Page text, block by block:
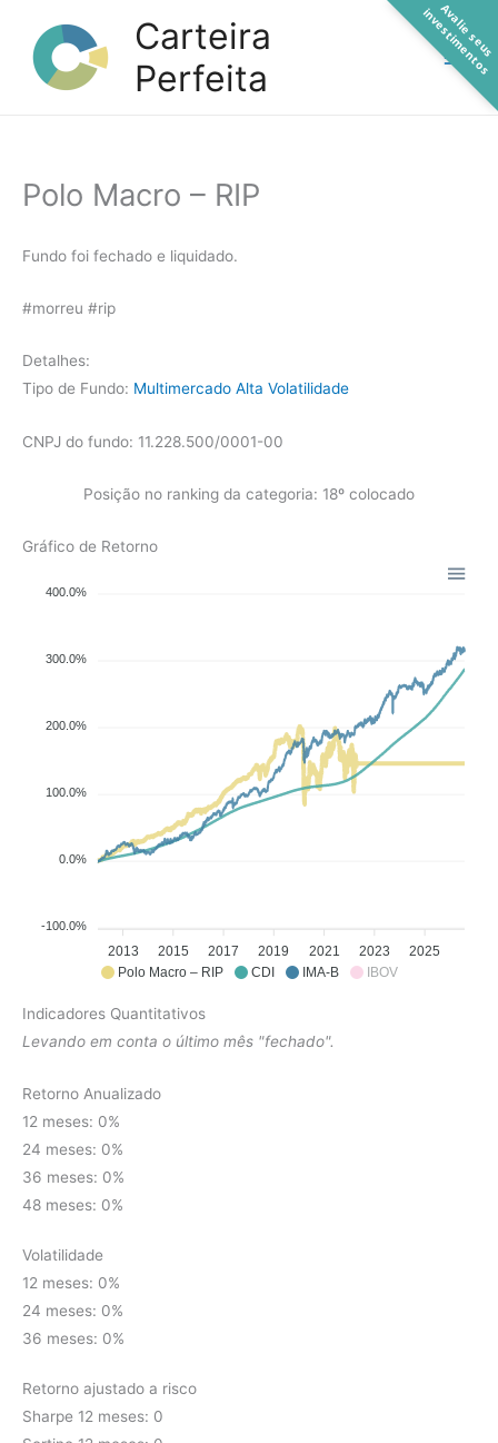
conteúdo
Carteira
Perfeita
Polo Macro – RIP
Fundo foi fechado e liquidado.
#morreu #rip
Detalhes:
Tipo de Fundo: Multimercado Alta Volatilidade
CNPJ do fundo: 11.228.500/0001-00
Posição no ranking da categoria: 18º colocado
Gráfico de Retorno
Polo Macro – RIP CDI IMA-B IBOV
400.0%
300.0%
200.0%
100.0%
0.0%
-100.0%
2013 2015 2017 2019 2021 2023 2025
Indicadores Quantitativos
Levando em conta o último mês "fechado".
Retorno Anualizado
12 meses: 0%
24 meses: 0%
36 meses: 0%
48 meses: 0%
Volatilidade
12 meses: 0%
24 meses: 0%
36 meses: 0%
Retorno ajustado a risco
Sharpe 12 meses: 0
A
v
a
l
i
e
s
e
u
s
i
n
v
e
s
t
i
m
e
n
t
o
s